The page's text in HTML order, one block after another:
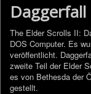
Daggerfall
The Elder Scrolls II:
DOS Computer. Es
veröffentlicht.
zweite Teil der Elder
es von Bethesda der
gestellt.